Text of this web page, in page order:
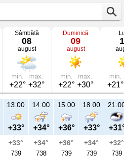
Sâmbătă
08
august
min.
+22°
max.
+32°
Duminică
09
august
min.
+22°
max.
+30°
min.
+21°
13:00
+33°
+33°
739
14:00
+34°
+34°
738
15:00
+36°
+36°
739
18:00
+33°
+34°
739
+32°
739